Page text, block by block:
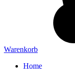
Warenkorb
Home